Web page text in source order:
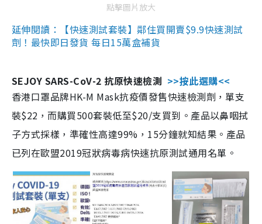
點擊圖片放大
延伸閱讀：【快速測試套裝】鄰住買開賣$9.9快速測試
劑！最快即日發貨 每日15萬盒補貨
SEJOY SARS-CoV-2 抗原快速檢測 >>按此選購<<
香港口罩品牌HK-M Mask抗疫價發售快速檢測劑，單支
裝$22，而購買500套裝低至$20/支買到。產品以鼻咽拭
子方式採樣，準確性高達99%，15分鐘就知結果。產品
已列在歐盟2019冠狀病毒病快速抗原測試通用名單。